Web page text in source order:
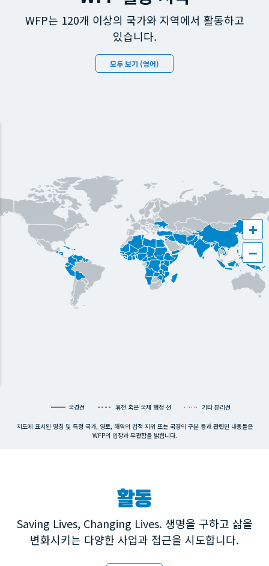
WFP는 120개 이상의 국가와 지역에서 활동하고
있습니다.
모두 보기 (영어)
+
−
국경선 휴전 혹은 국제 행정 선 기타 분리선
지도에 표시된 명칭 및 특정 국가, 영토, 해역의 법적 지위 또는 국경의 구분 등과 관련된 내용들은
WFP의 입장과 무관함을 밝힙니다.
활동
Saving Lives, Changing Lives. 생명을 구하고 삶을
변화시키는 다양한 사업과 접근을 시도합니다.